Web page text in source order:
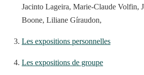
Jacinto Lageira, Marie-Claude Volfin,
Boone, Liliane Gíraudon,
Les expositions personnelles
Les expositions de groupe